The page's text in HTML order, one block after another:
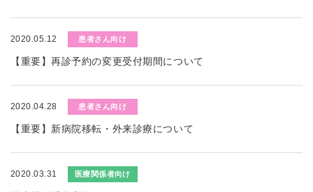
2020.05.12 患者さん向け
【重要】再診予約の変更受付期間について
2020.04.28 患者さん向け
【重要】新病院移転・外来診療について
2020.03.31 医療関係者向け